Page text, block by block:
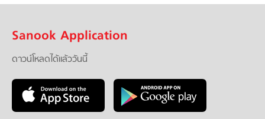
Sanook Application
ดาวน์โหลดได้แล้ววันนี้